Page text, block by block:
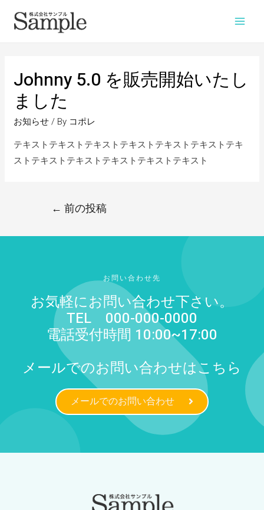
Johnny 5.0 を販売開始いたし
ました
お知らせ / By コポレ
テキストテキストテキストテキストテキストテキストテキ
ストテキストテキストテキストテキストテキスト
← 前の投稿
お問い合わせ先
お気軽にお問い合わせ下さい。
TEL 000-000-0000
電話受付時間 10:00~17:00
メールでのお問い合わせはこちら
メールでのお問い合わせ